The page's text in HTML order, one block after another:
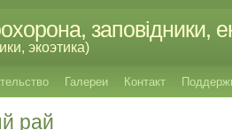
заповідники,
экоэтика)
Галереи Контакт
рай